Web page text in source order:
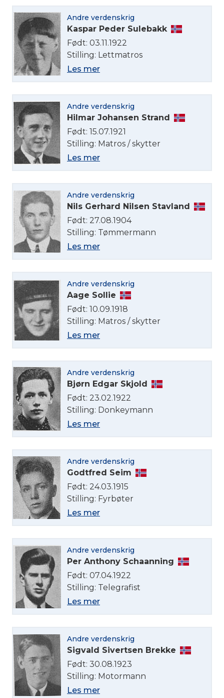
Andre verdenskrig
Kaspar Peder Sulebakk
Født: 03.11.1922
Stilling: Lettmatros
Les mer
Andre verdenskrig
Hilmar Johansen Strand
Født: 15.07.1921
Stilling: Matros / skytter
Les mer
Andre verdenskrig
Nils Gerhard Nilsen Stavland
Født: 27.08.1904
Stilling: Tømmermann
Les mer
Andre verdenskrig
Aage Sollie
Født: 10.09.1918
Stilling: Matros / skytter
Les mer
Andre verdenskrig
Bjørn Edgar Skjold
Født: 23.02.1922
Stilling: Donkeymann
Les mer
Andre verdenskrig
Godtfred Seim
Født: 24.03.1915
Stilling: Fyrbøter
Les mer
Andre verdenskrig
Per Anthony Schaanning
Født: 07.04.1922
Stilling: Telegrafist
Les mer
Andre verdenskrig
Sigvald Sivertsen Brekke
Født: 30.08.1923
Stilling: Motormann
Les mer